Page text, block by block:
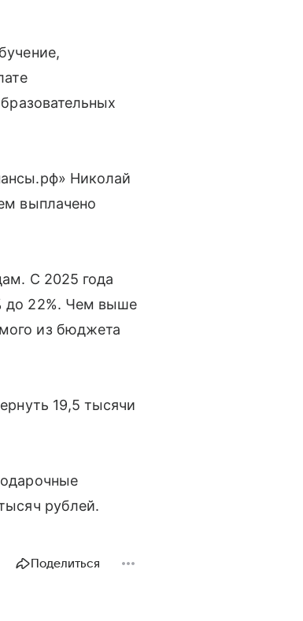
Николай
выплачено
С 2025 года
до 22%. Чем выше
из бюджета
19,5 тысячи
рублей.
Поделиться